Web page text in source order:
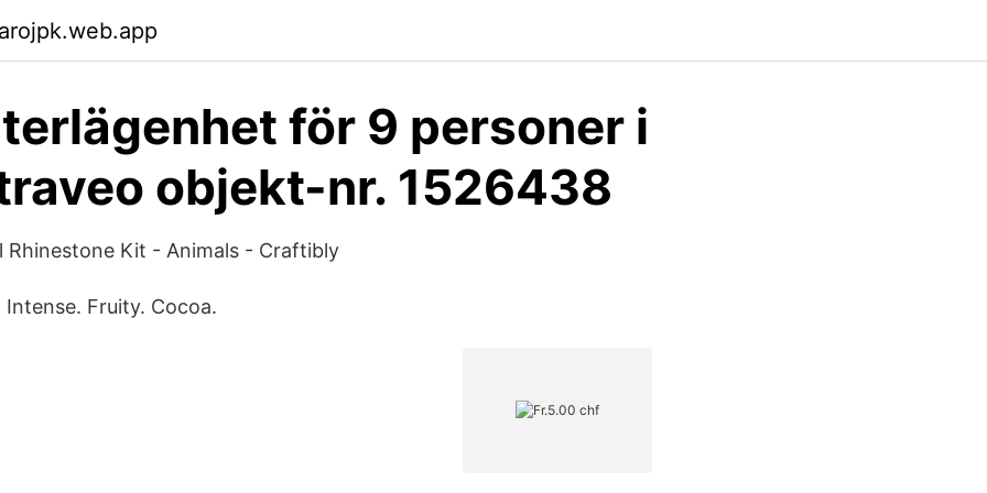
för 9 personer i
objekt-nr. 1526438
Rhinestone Kit - Animals - Craftibly
Intense. Fruity. Cocoa.